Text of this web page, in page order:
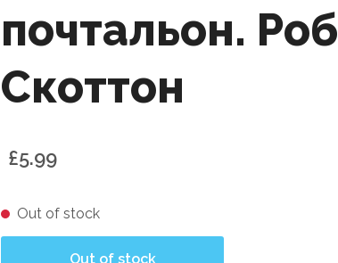
почтальон. Роб
Скоттон
£5.99
Out of stock
Out of stock